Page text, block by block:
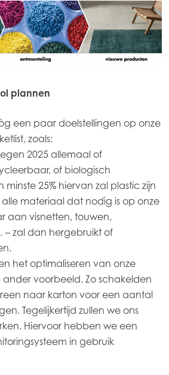
plannen
een paar doelstellingen op onze
zoals:
2025 allemaal of
of biologisch
minste 25% hiervan zal plastic zijn
materiaal dat nodig is op onze
aan visnetten, touwen,
zal dan hergebruikt of
het optimaliseren van onze
voorbeeld. Zo schakelden
naar karton voor een aantal
Tegelijkertijd zullen we ons
Hiervoor hebben we een
in gebruik